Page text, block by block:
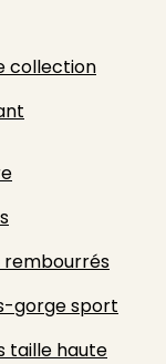
collection
rembourrés
gorge sport
taille haute